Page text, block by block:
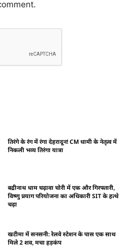
तिरंगे के रंग में रंगा देहरादून! CM धामी के नेतृत्व में
निकली भव्य तिरंगा यात्रा
बद्रीनाथ धाम चढ़ावा चोरी में एक और गिरफ्तारी,
विष्णु प्रयाग परियोजना का अधिकारी SIT के हत्थे
चढ़ा
खटीमा में सनसनी: रेलवे स्टेशन के पास एक साथ
मिले 2 शव, मचा हड़कंप